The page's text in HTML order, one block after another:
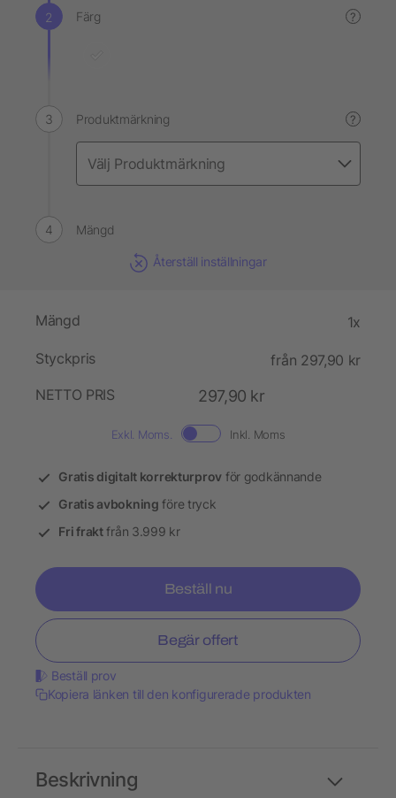
Färg ?
Produktmärkning ?
Mängd
Återställ inställningar
Mängd 1x
Styckpris
från 297,90 kr
NETTO PRIS
297,90 kr
Exkl. Moms. Inkl. Moms
Gratis digitalt korrekturprov för godkännande
Gratis avbokning före tryck
Fri fraktfrån 3.999 kr
Beställ nu
Begär offert
Beställ prov
Kopiera länken till den konfigurerade produkten
Beskrivning